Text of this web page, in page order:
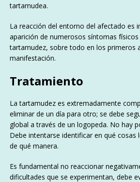
tartamudea.
La reacción del entorno del afectado es
aparición de numerosos síntomas
tartamudez, sobre todo en los primeros
manifestación.
Tratamiento
La tartamudez es extremadamente
eliminar de un día para otro; se debe
global a través de un logopeda. No hay
Debe intentarse identificar en qué cosas
de qué manera.
Es fundamental no reaccionar
dificultades que se experimentan, debe